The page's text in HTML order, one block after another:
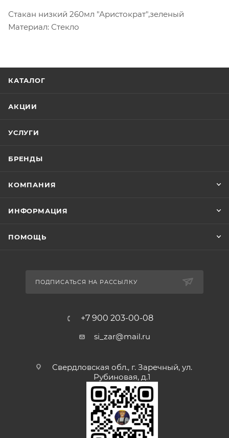
Стакан низкий 260мл "Аристократ",зеленый
Материал: Стекло
КАТАЛОГ
АКЦИИ
УСЛУГИ
БРЕНДЫ
КОМПАНИЯ
ИНФОРМАЦИЯ
ПОМОЩЬ
ПОДПИСАТЬСЯ НА РАССЫЛКУ
+7 900 203-00-08
si_zar@mail.ru
Свердловская обл., г. Заречный, ул.
Рубиновая, д.1